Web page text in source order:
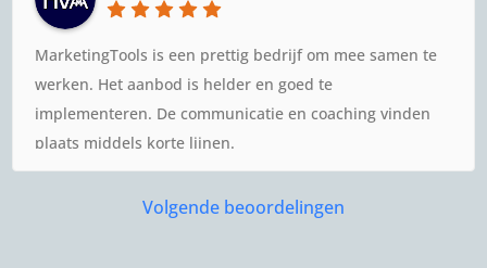
MarketingTools is een prettig bedrijf om mee samen te
werken. Het aanbod is helder en goed te
implementeren. De communicatie en coaching vinden
plaats middels korte lijnen.
Volgende beoordelingen